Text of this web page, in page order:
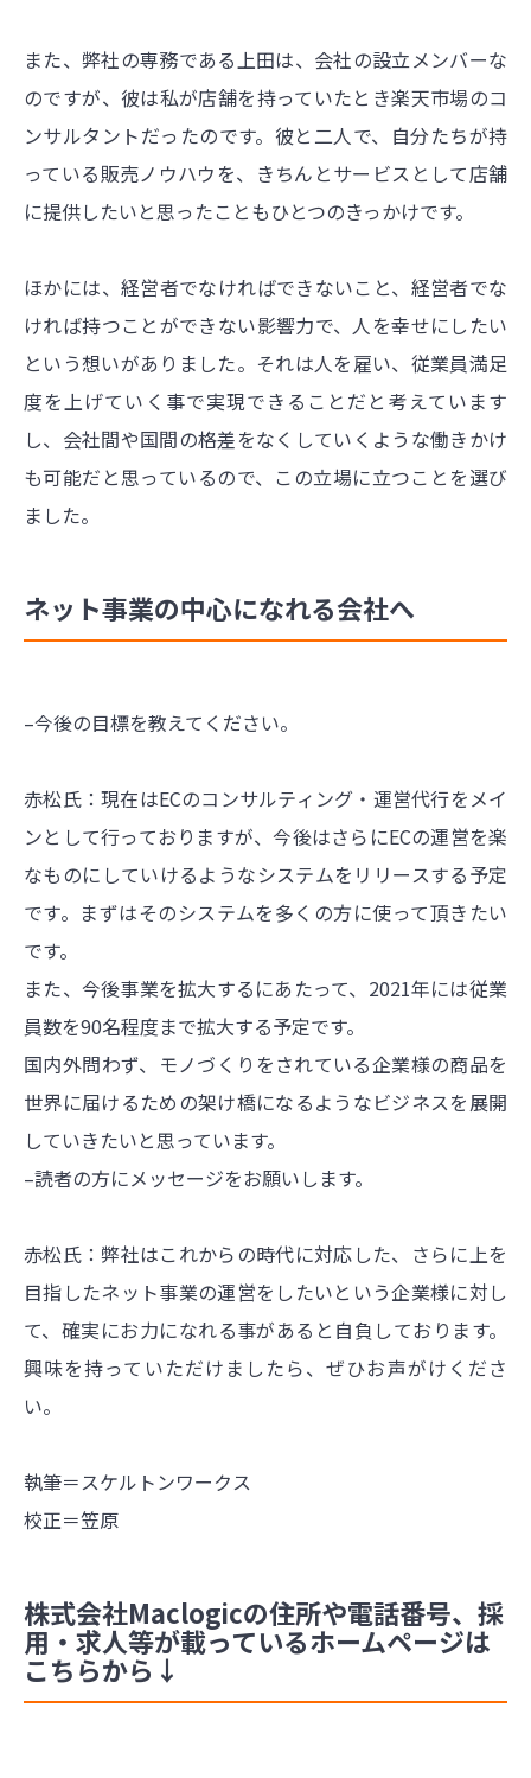
また、弊社の専務である上田は、会社の設立メンバーな
のですが、彼は私が店舗を持っていたとき楽天市場のコ
ンサルタントだったのです。彼と二人で、自分たちが持
っている販売ノウハウを、きちんとサービスとして店舗
に提供したいと思ったこともひとつのきっかけです。
ほかには、経営者でなければできないこと、経営者でな
ければ持つことができない影響力で、人を幸せにしたい
という想いがありました。それは人を雇い、従業員満足
度を上げていく事で実現できることだと考えています
し、会社間や国間の格差をなくしていくような働きかけ
も可能だと思っているので、この立場に立つことを選び
ました。
ネット事業の中心になれる会社へ
–今後の目標を教えてください。
赤松氏：現在はECのコンサルティング・運営代行をメイ
ンとして行っておりますが、今後はさらにECの運営を楽
なものにしていけるようなシステムをリリースする予定
です。まずはそのシステムを多くの方に使って頂きたい
です。
また、今後事業を拡大するにあたって、2021年には従業
員数を90名程度まで拡大する予定です。
国内外問わず、モノづくりをされている企業様の商品を
世界に届けるための架け橋になるようなビジネスを展開
していきたいと思っています。
–読者の方にメッセージをお願いします。
赤松氏：弊社はこれからの時代に対応した、さらに上を
目指したネット事業の運営をしたいという企業様に対し
て、確実にお力になれる事があると自負しております。
興味を持っていただけましたら、ぜひお声がけくださ
い。
執筆＝スケルトンワークス
校正＝笠原
株式会社Maclogicの住所や電話番号、採
用・求人等が載っているホームページは
こちらから↓